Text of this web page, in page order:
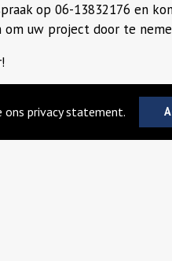
ons privacy statement.
op 06-13832176 en
om uw project door te